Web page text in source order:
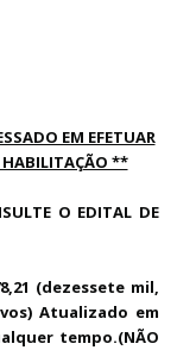
EM EFETUAR
HABILITAÇÃO **
O EDITAL DE
(dezessete mil,
Atualizado em
tempo.(NÃO